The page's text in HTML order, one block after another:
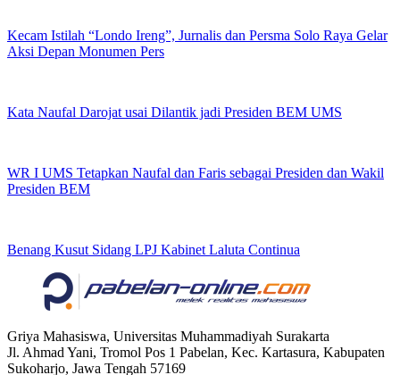
Kecam Istilah “Londo Ireng”, Jurnalis dan Persma Solo Raya Gelar
Aksi Depan Monumen Pers
Kata Naufal Darojat usai Dilantik jadi Presiden BEM UMS
WR I UMS Tetapkan Naufal dan Faris sebagai Presiden dan Wakil
Presiden BEM
Benang Kusut Sidang LPJ Kabinet Laluta Continua
Griya Mahasiswa, Universitas Muhammadiyah Surakarta
Jl. Ahmad Yani, Tromol Pos 1 Pabelan, Kec. Kartasura, Kabupaten
Sukoharjo, Jawa Tengah 57169